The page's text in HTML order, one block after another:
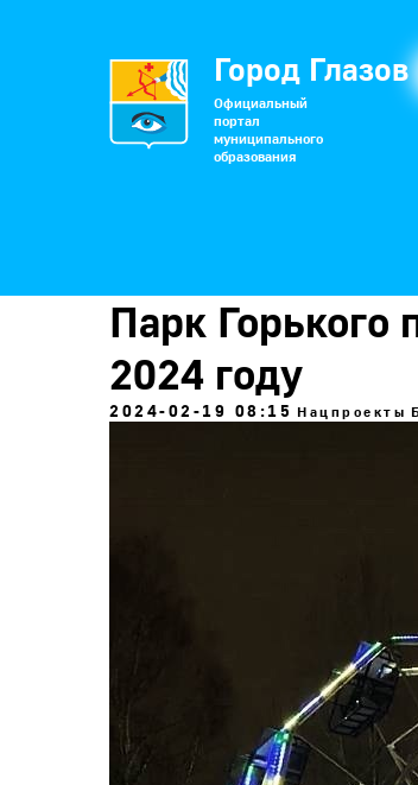
Город Глазов
Официальный
портал
муниципального
образования
Парк Горького
2024 году
2024-02-19 08:15 Нацпроекты